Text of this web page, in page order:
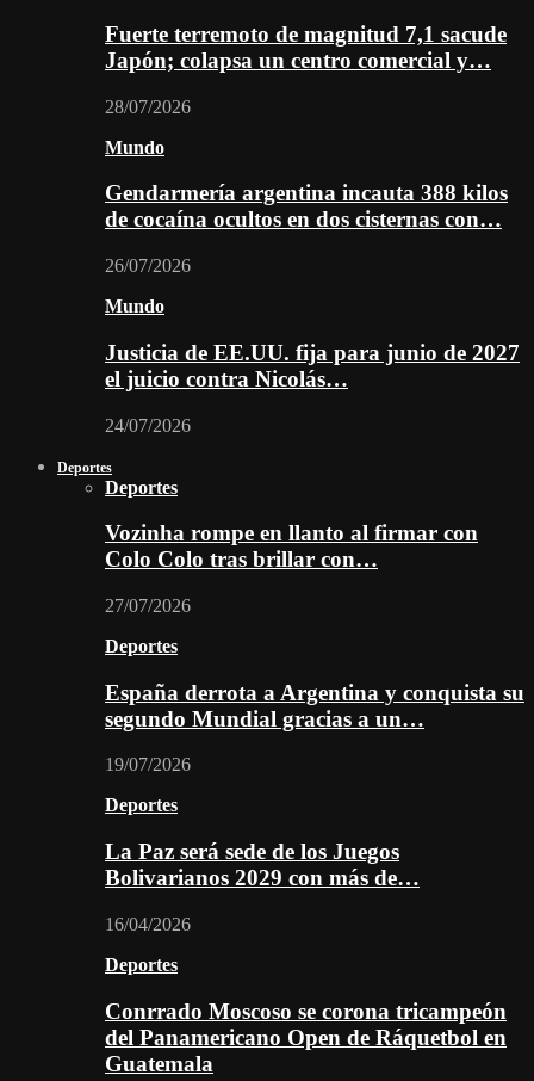
Fuerte terremoto de magnitud 7,1 sacude
Japón; colapsa un centro comercial y…
28/07/2026
Mundo
Gendarmería argentina incauta 388 kilos
de cocaína ocultos en dos cisternas con…
26/07/2026
Mundo
Justicia de EE.UU. fija para junio de 2027
el juicio contra Nicolás…
24/07/2026
Deportes
Deportes
Vozinha rompe en llanto al firmar con
Colo Colo tras brillar con…
27/07/2026
Deportes
España derrota a Argentina y conquista su
segundo Mundial gracias a un…
19/07/2026
Deportes
La Paz será sede de los Juegos
Bolivarianos 2029 con más de…
16/04/2026
Deportes
Conrrado Moscoso se corona tricampeón
del Panamericano Open de Ráquetbol en
Guatemala